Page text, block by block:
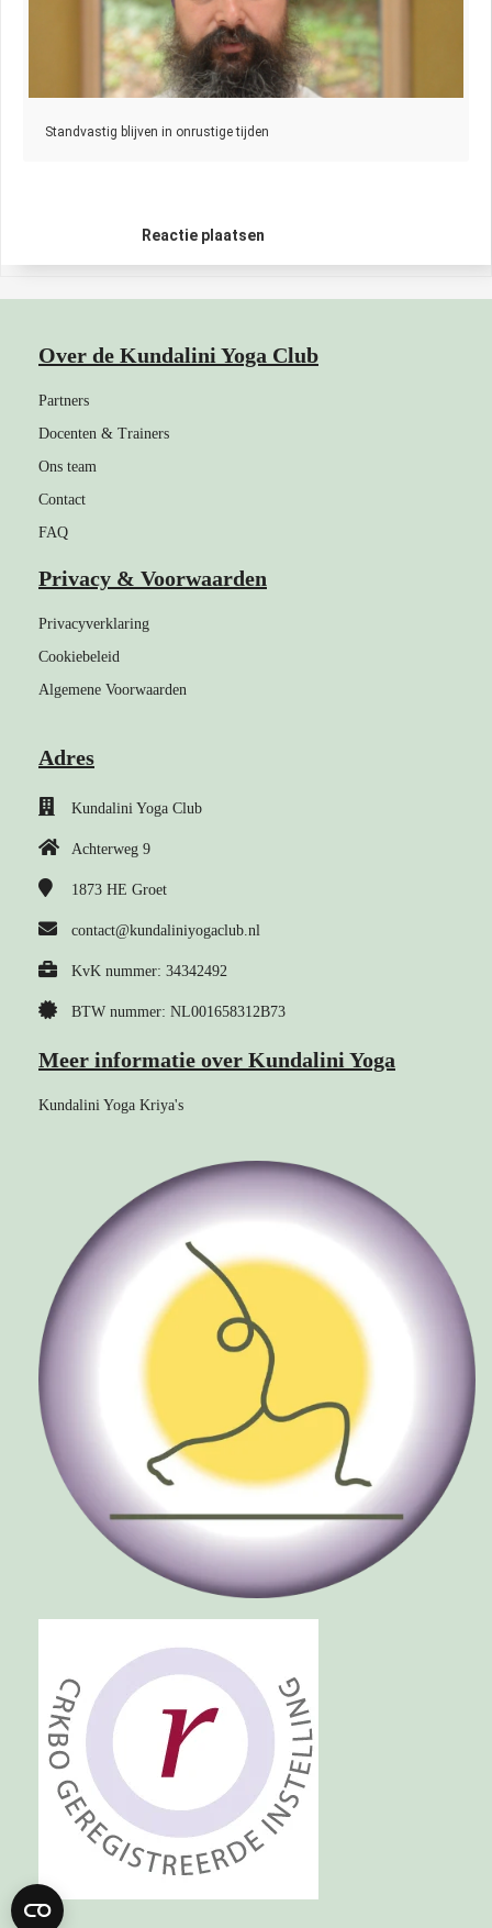
Standvastig blijven in onrustige tijden
Reactie plaatsen
Over de Kundalini Yoga Club
Partners
Docenten & Trainers
Ons team
Contact
FAQ
Privacy & Voorwaarden
Privacyverklaring
Cookiebeleid
Algemene Voorwaarden
Adres
Kundalini Yoga Club
Achterweg 9
1873 HE Groet
contact@kundaliniyogaclub.nl
KvK nummer: 34342492
BTW nummer: NL001658312B73
Meer informatie over Kundalini Yoga
Kundalini Yoga Kriya's